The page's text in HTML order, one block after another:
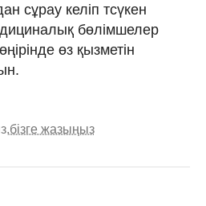
сұрау келіп тсүкен
бөлімшелер
өз қызметін
бізге жазыңыз